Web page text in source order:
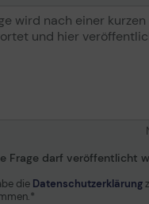
auf, ohne dass Bilder
Frage darf veröffentlicht
die Datenschutzerklärung